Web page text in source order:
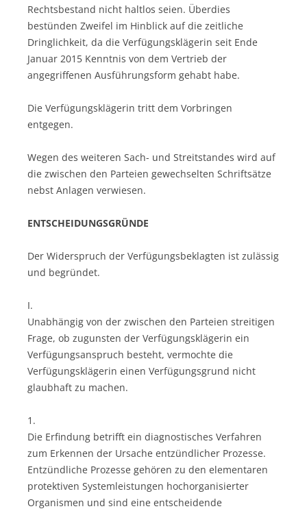
Rechtsbestand nicht haltlos seien. Überdies
bestünden Zweifel im Hinblick auf die zeitliche
Dringlichkeit, da die Verfügungsklägerin seit Ende
Januar 2015 Kenntnis von dem Vertrieb der
angegriffenen Ausführungsform gehabt habe.
Die Verfügungsklägerin tritt dem Vorbringen
entgegen.
Wegen des weiteren Sach- und Streitstandes wird auf
die zwischen den Parteien gewechselten Schriftsätze
nebst Anlagen verwiesen.
ENTSCHEIDUNGSGRÜNDE
Der Widerspruch der Verfügungsbeklagten ist zulässig
und begründet.
I.
Unabhängig von der zwischen den Parteien streitigen
Frage, ob zugunsten der Verfügungsklägerin ein
Verfügungsanspruch besteht, vermochte die
Verfügungsklägerin einen Verfügungsgrund nicht
glaubhaft zu machen.
1.
Die Erfindung betrifft ein diagnostisches Verfahren
zum Erkennen der Ursache entzündlicher Prozesse.
Entzündliche Prozesse gehören zu den elementaren
protektiven Systemleistungen hochorganisierter
Organismen und sind eine entscheidende